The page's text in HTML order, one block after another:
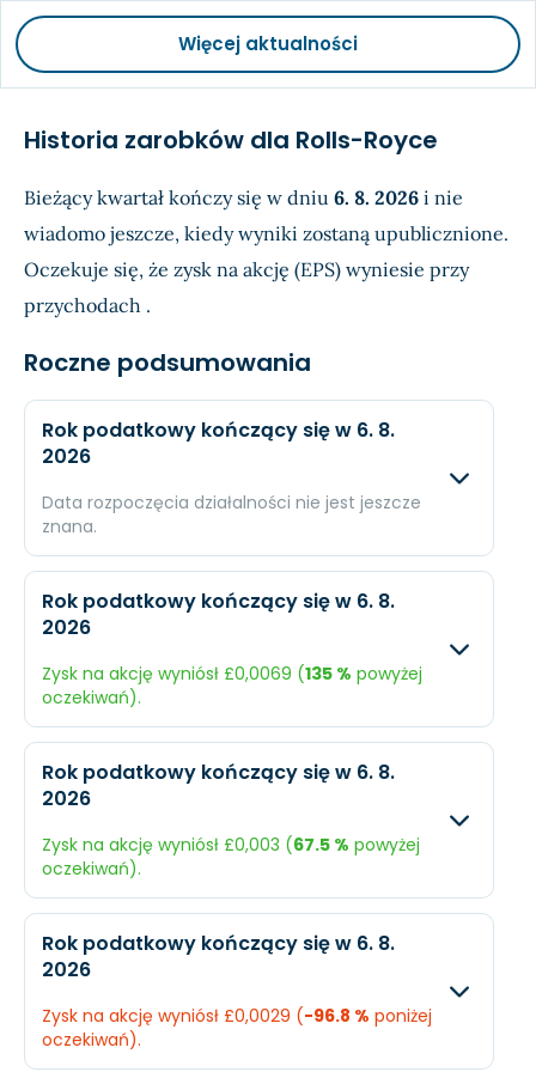
Więcej aktualności
Historia zarobków dla Rolls-Royce
Bieżący kwartał kończy się w dniu 6. 8. 2026 i nie
wiadomo jeszcze, kiedy wyniki zostaną upublicznione.
Oczekuje się, że zysk na akcję (EPS) wyniesie przy
przychodach .
Roczne podsumowania
Rok podatkowy kończący się w 6. 8.
2026
Data rozpoczęcia działalności nie jest jeszcze
znana.
Przychody
Dochód £61,66 mln.
EPS £0,0073 N/A
Rok podatkowy kończący się w 6. 8.
2026
Zysk na akcję wyniósł £0,0069 (135 % powyżej
oczekiwań).
Przychody
Dochód £24,81 mln.
EPS £0,0029
Rok podatkowy kończący się w 6. 8.
2026
Zysk na akcję wyniósł £0,003 (67.5 % powyżej
oczekiwań).
Przychody
Dochód £15,13 mln.
Rok podatkowy kończący się w 6. 8.
2026
Zysk na akcję wyniósł £0,0029 (-96.8 % poniżej
oczekiwań).